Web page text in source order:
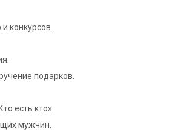
конкурсов.
подарков.
есть кто».
мужчин.